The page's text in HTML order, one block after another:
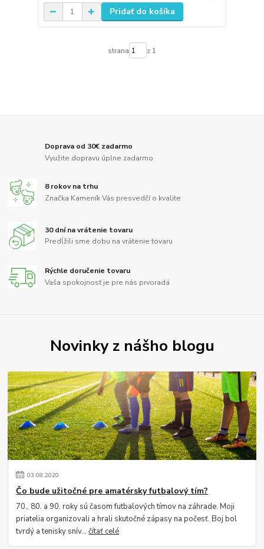
Pridať do košíka
strana z 1
Doprava od 30€ zadarmo
Využite dopravu úplne zadarmo
8 rokov na trhu
Značka Kameník Vás presvedčí o kvalite
30 dní na vrátenie tovaru
Predĺžili sme dobu na vrátenie tovaru
Rýchle doručenie tovaru
Vaša spokojnosť je pre nás prvoradá
Novinky z nášho blogu
03.08.2020
Čo bude užitočné pre amatérsky futbalový tím?
70., 80. a 90. roky sú časom futbalových tímov na záhrade. Moji
priatelia organizovali a hrali skutočné zápasy na počesť. Boj bol
tvrdý a tenisky snív...čítať celé